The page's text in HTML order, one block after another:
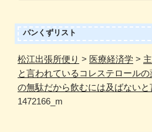
パンくずリスト
松江出張所便り > 医療経済学 >
と言われているコレステロール
の無駄だから飲むには及ばないと
1472166_m